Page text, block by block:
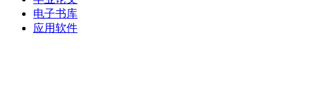
电子书库
应用软件